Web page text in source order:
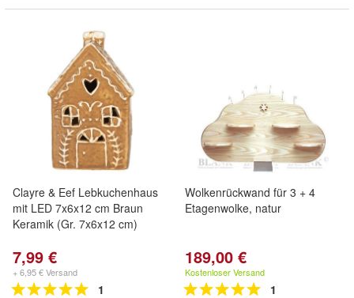
Clayre & Eef Lebkuchenhaus
mit LED 7x6x12 cm Braun
Keramik (Gr. 7x6x12 cm)
7,99 €
+ 6,95 € Versand
1
Wolkenrückwand für 3 + 4
Etagenwolke, natur
189,00 €
Kostenloser Versand
1